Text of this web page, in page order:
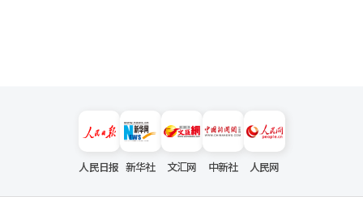
治界应停止争斗，合作国家战略。企业应为未来竞争力创造新的社
会共识。韩国已经成功实现了工业化、民主化和信息化的经验。
问题不在于能否做到，而在于是否去做。 未来10年将是决定韩国
命运的黄金时间。 AI不仅仅是一个产业，而是国家生存的战略。美
人民日报 新华社 文汇网 中新社 人民网